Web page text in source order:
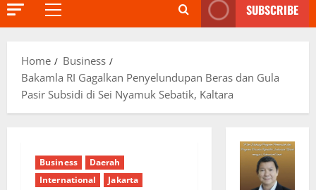
Primary
SUBSCRIBE
Home
Business
Bakamla RI Gagalkan Penyelundupan Beras dan Gula
Pasir Subsidi di Sei Nyamuk Sebatik, Kaltara
Business
Daerah
International
Jakarta